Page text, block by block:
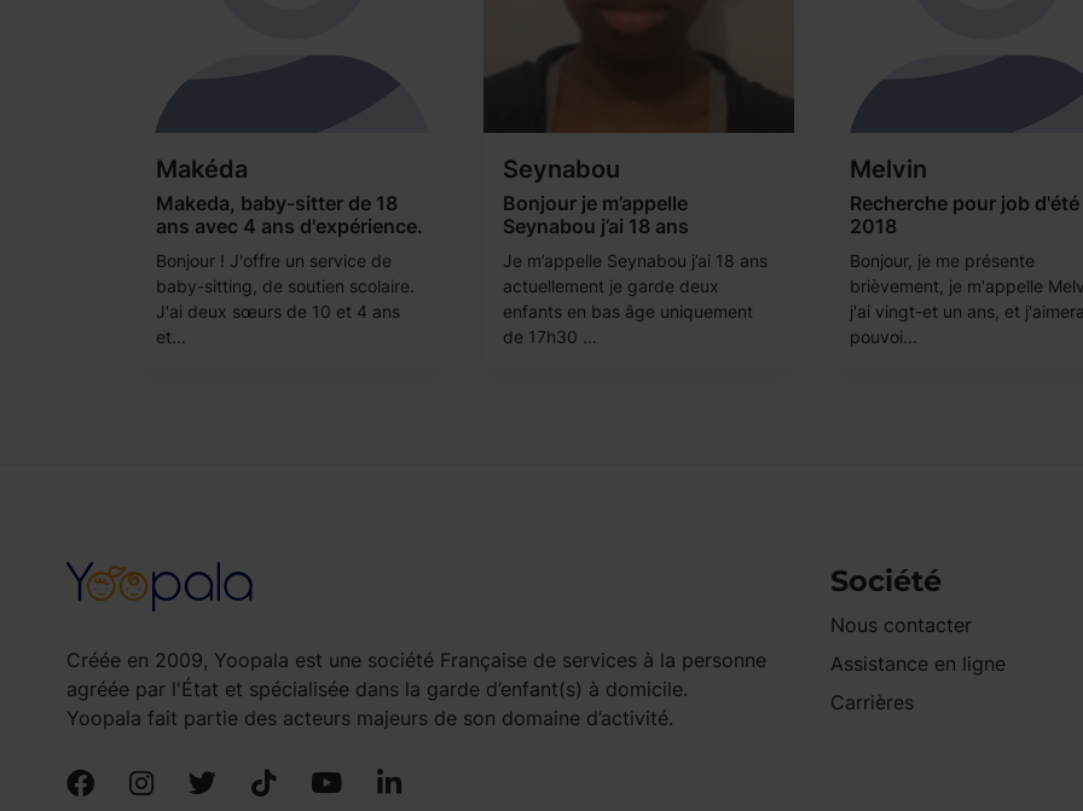
Makéda
Makeda, baby-sitter de 18
ans avec 4 ans d'expérience.
Bonjour ! J'offre un service de
baby-sitting, de soutien scolaire.
J'ai deux sœurs de 10 et 4 ans
et...
Seynabou
Bonjour je m’appelle
Seynabou j’ai 18 ans
Je m’appelle Seynabou j’ai 18 ans
actuellement je garde deux
enfants en bas âge uniquement
de 17h30 ...
Melvin
Recherche pour job d'été
2018
Bonjour, je me présente
brièvement, je m'appelle
j'ai vingt-et un ans, et
pouvoi...
Créée en 2009, Yoopala est une société Française de services à la personne
agréée par l'État et spécialisée dans la garde d’enfant(s) à domicile.
Yoopala fait partie des acteurs majeurs de son domaine d’activité.
Société
Nous contacter
Assistance en ligne
Carrières